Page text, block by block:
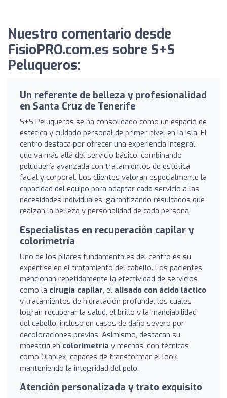
Nuestro comentario desde
FisioPRO.com.es sobre S+S
Peluqueros:
Un referente de belleza y profesionalidad
en Santa Cruz de Tenerife
S+S Peluqueros se ha consolidado como un espacio de
estética y cuidado personal de primer nivel en la isla. El
centro destaca por ofrecer una experiencia integral
que va más allá del servicio básico, combinando
peluquería avanzada con tratamientos de estética
facial y corporal. Los clientes valoran especialmente la
capacidad del equipo para adaptar cada servicio a las
necesidades individuales, garantizando resultados que
realzan la belleza y personalidad de cada persona.
Especialistas en recuperación capilar y
colorimetría
Uno de los pilares fundamentales del centro es su
expertise en el tratamiento del cabello. Los pacientes
mencionan repetidamente la efectividad de servicios
como la cirugía capilar, el alisado con ácido láctico
y tratamientos de hidratación profunda, los cuales
logran recuperar la salud, el brillo y la manejabilidad
del cabello, incluso en casos de daño severo por
decoloraciones previas. Asimismo, destacan su
maestría en colorimetría y mechas, con técnicas
como Olaplex, capaces de transformar el look
manteniendo la integridad del pelo.
Atención personalizada y trato exquisito